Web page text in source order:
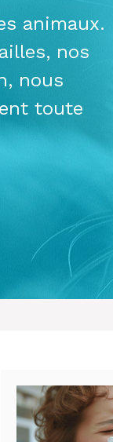
animaux.
nos
nous
toute